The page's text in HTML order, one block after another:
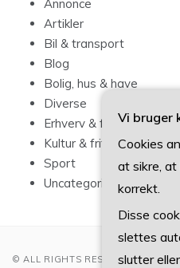
Annonce
Artikler
Bil & transport
Blog
Bolig, hus & have
Diverse
Erhverv & forbrug
Kultur & fritid
Sport
Uncategorized
© ALL RIGHTS RESERVED 2022
Vi bruger
Cookies
at sikre,
korrekt.
Disse
slettes
slutter